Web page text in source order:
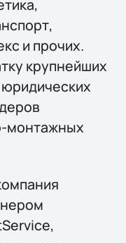
и прочих.
крупнейших
монтажных